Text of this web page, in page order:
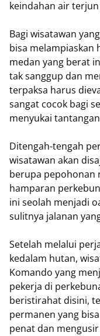
keindahan air
Bagi wisatawan
bisa melampiaskan
medan yang berat
tak sanggup dan
terpaksa harus
sangat cocok bagi
menyukai
Ditengah-tengah
wisatawan akan
berupa pepohonan
hamparan
ini seolah menjadi
sulitnya jalanan
Setelah melalui
kedalam hutan,
Komando yang
pekerja di
beristirahat disini,
permanen yang
penat dan